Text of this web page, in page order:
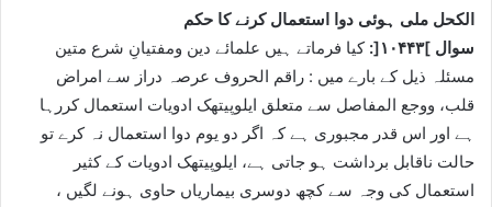
الکحل ملی ہوئی دوا استعمال کرنے کا حکم
سوال ]۱۰۴۴۳[:
کیا فرماتے ہیں علمائے دین ومفتیانِ شرع متین
مسئلہ ذیل کے بارے میں : راقم الحروف عرصہ دراز سے امراض
قلب، ووجع المفاصل سے متعلق ایلوپیتھک ادویات استعمال کررہا
ہے اور اس قدر مجبوری ہے کہ اگر دو یوم دوا استعمال نہ کرے تو
حالت ناقابل برداشت ہو جاتی ہے، ایلوپیتھک ادویات کے کثیر
استعمال کی وجہ سے کچھ دوسری بیماریاں حاوی ہونے لگیں ،